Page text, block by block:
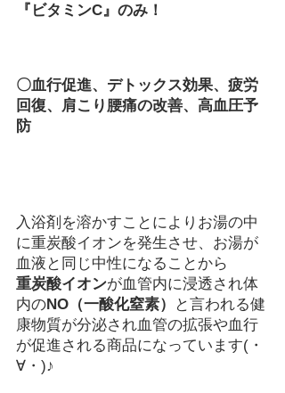
『ビタミンC』のみ！
〇血行促進、デトックス効果、疲労
回復、肩こり腰痛の改善、高血圧予
防
入浴剤を溶かすことによりお湯の中
に重炭酸イオンを発生させ、お湯が
血液と同じ中性になることから
重炭酸イオンが血管内に浸透され体
内のNO（一酸化窒素）
と言われる健
康物質が分泌され血管の拡張や血行
が促進される商品になっています(・
∀・)♪